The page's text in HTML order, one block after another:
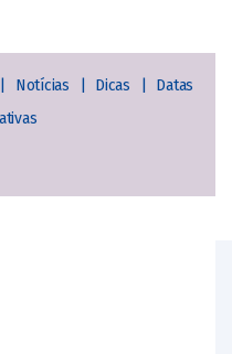
Notícias Dicas
Datas